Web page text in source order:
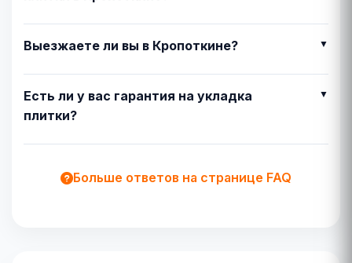
Выезжаете ли вы в Кропоткине?
Есть ли у вас гарантия на укладка
плитки?
Больше ответов на странице FAQ